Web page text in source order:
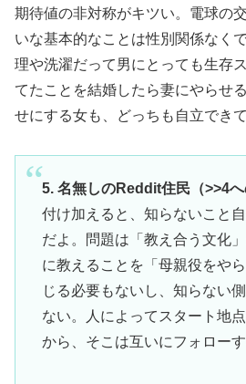
期待値の非対称がキツい。電球の
いな基本的なことは性別関係なく
理や洗濯だって男にとっても生存
てたことを結婚したら妻にやらせ
せにする女も、どっちも自立できて
5. 名無しのReddit住民（>>4へ
付け加えると、知らないこと
だよ。問題は「教え合う文化
に教えることを「母親役をや
じる必要もないし、知らない
ない。人によってスタート地
から、そこは互いにフォローす